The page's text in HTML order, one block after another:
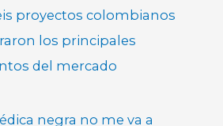
proyectos colombianos
los principales
del mercado
negra no me va a